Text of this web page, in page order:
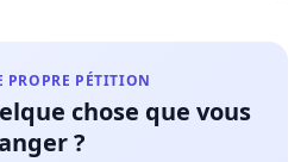
PROPRE PÉTITION
chose que vous
?